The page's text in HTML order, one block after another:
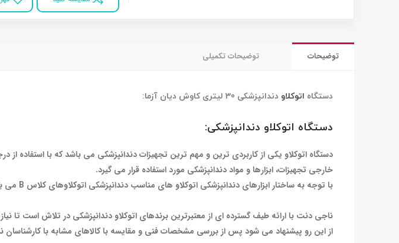
توضیحات توضیحات تکمیلی
دستگاه اتوکلاو دندانپزشکی 30 لیتری کاوش دیان آزما:
دستگاه اتوکلاو دندانپزشکی:
دستگاه اتوکلاو یکی از کاربردی ترین و مهم ترین تجهیزات دندانپزشکی می باشد که با استفاده
خارجی تجهیزات، ابزارها و مواد دندانپزشکی مورد استفاده قرار می گیرد.
با توجه به ساختار ابزارهای دندانپزشکی اتوکلاو های مناسب دندانپزشکی اتوکلاوهای کلاس B می باشند.
ناجی دنت با ارائه‌ طیف گسترده ای از معتبرترین برندهای اتوکلاو دندانپزشکی در تلاش است تا
از این رو پیشنهاد می شود پس از بررسی مشخصات فنی و مقایسه با کالاهای مشابه با کارشناسان